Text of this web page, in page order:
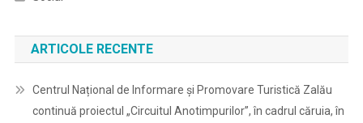
ARTICOLE RECENTE
Centrul Național de Informare și Promovare Turistică Zalău
continuă proiectul „Circuitul Anotimpurilor”, în cadrul căruia, în